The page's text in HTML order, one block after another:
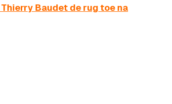
Thierry Baudet de rug toe na